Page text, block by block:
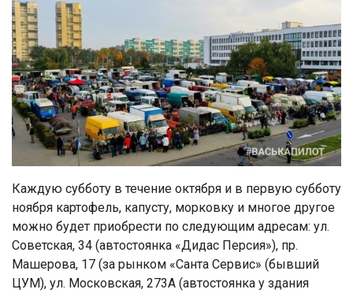
Каждую субботу в течение октября и в первую субботу
ноября картофель, капусту, морковку и многое другое
можно будет приобрести по следующим адресам: ул.
Советская, 34 (автостоянка «Дидас Персия»), пр.
Машерова, 17 (за рынком «Санта Сервис» (бывший
ЦУМ), ул. Московская, 273А (автостоянка у здания